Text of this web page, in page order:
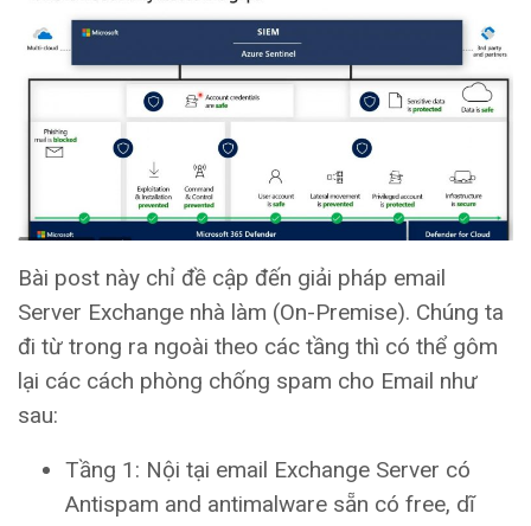
Bài post này chỉ đề cập đến giải pháp email
Server Exchange nhà làm (On-Premise). Chúng ta
đi từ trong ra ngoài theo các tầng thì có thể gôm
lại các cách phòng chống spam cho Email như
sau:
Tầng 1: Nội tại email Exchange Server có
Antispam and antimalware sẵn có free, dĩ